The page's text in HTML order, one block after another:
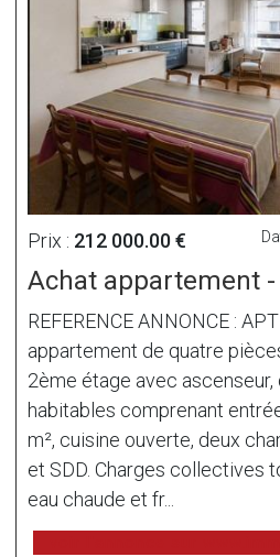
Prix : 212 000.00 €
Achat appartement -
REFERENCE ANNONCE :
appartement de quatre
2ème étage avec ascenseur,
habitables comprenant
m², cuisine ouverte, deux
et SDD. Charges collectives
eau chaude et fr...